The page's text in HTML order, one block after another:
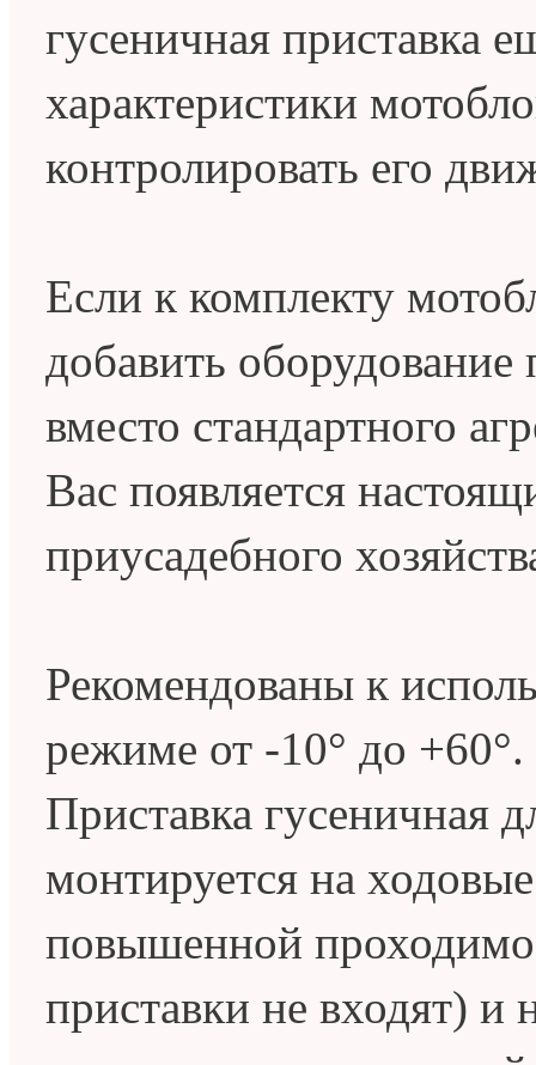
гусеничная приставка
характеристики
контролировать его
Если к комплекту
добавить
вместо стандартного
Вас появляется
приусадебного
Рекомендованы к
режиме от -10° до +60°.
Приставка гусеничная
монтируется на
повышенной
приставки не входят) и